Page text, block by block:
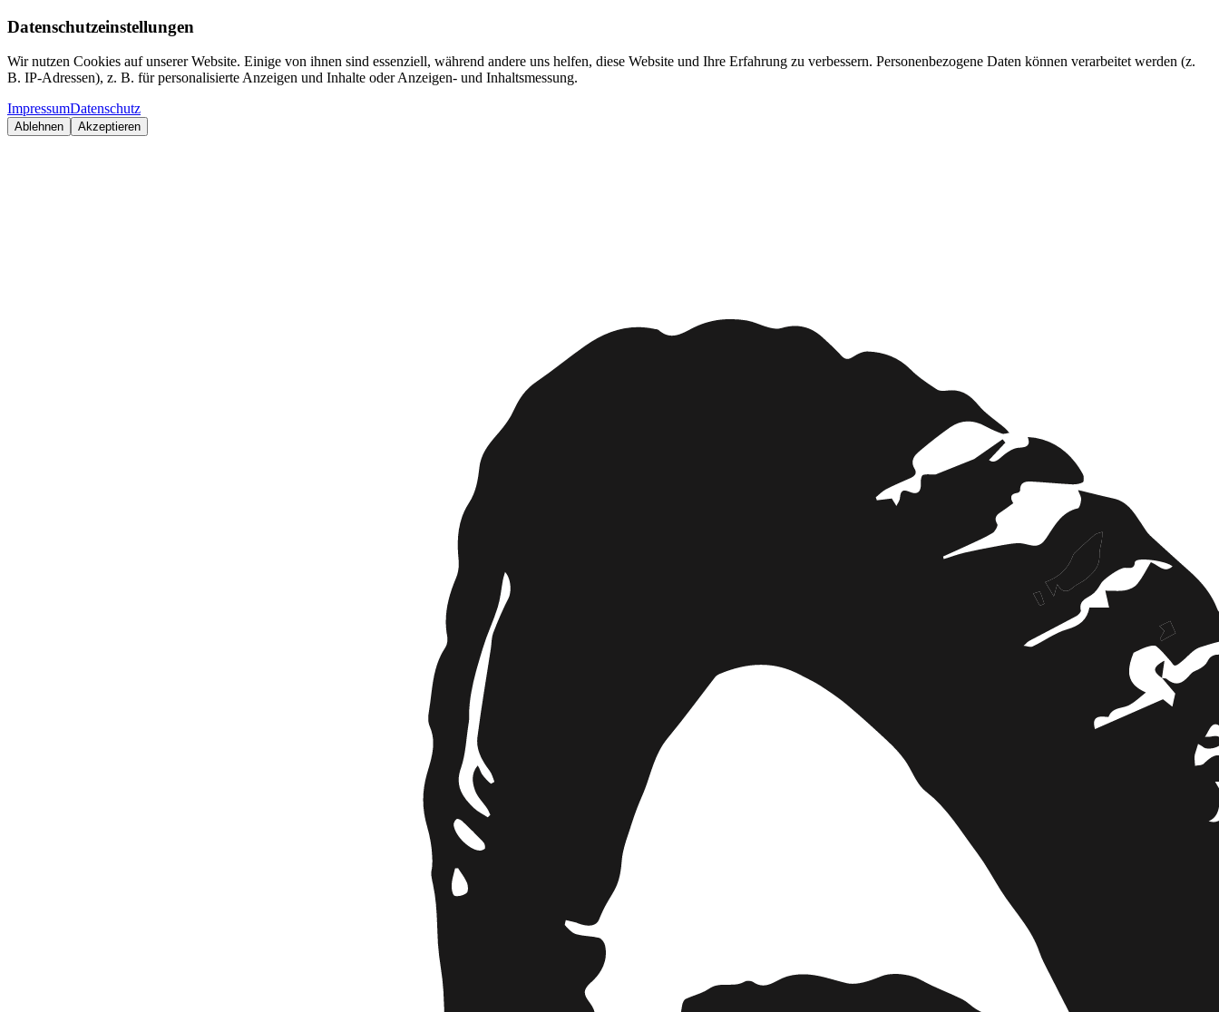
Datenschutzeinstellungen
Wir nutzen Cookies auf unserer Website. Einige von ihnen sind essenziell, während andere uns helfen, diese Website und Ihre Erfahrung zu verbessern. Personenbezogene Daten können verarbeitet werden (z.
B. IP-Adressen), z. B. für personalisierte Anzeigen und Inhalte oder Anzeigen- und Inhaltsmessung.
ImpressumDatenschutz
Ablehnen Akzeptieren